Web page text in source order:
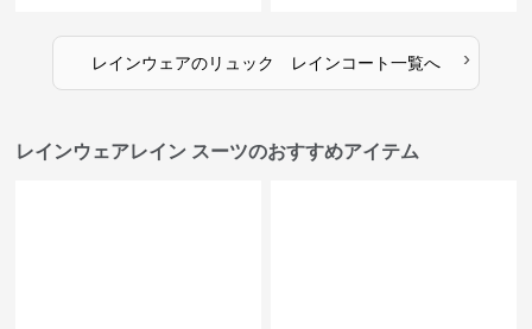
レインウェアのリュック レインコート一覧へ ›
レインウェアレイン スーツのおすすめアイテム